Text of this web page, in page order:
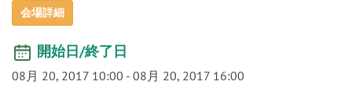
会場詳細
開始日/終了日
08月 20, 2017 10:00 - 08月 20, 2017 16:00